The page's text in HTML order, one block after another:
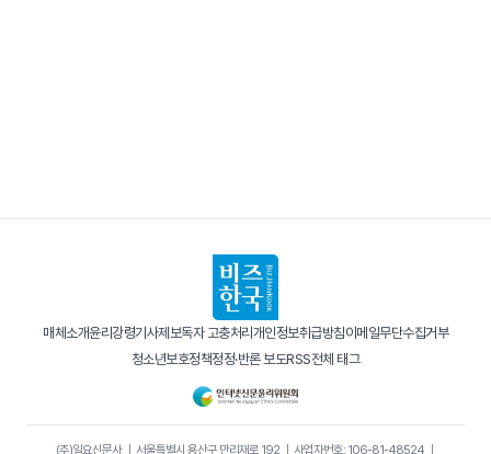
매체소개윤리강령기사제보독자 고충처리개인정보취급방침이메일무단수집거부
청소년보호정책정정·반론 보도RSS전체 태그
(주)일요신문사｜ 서울특별시 용산구 만리재로 192｜ 사업자번호: 106-81-48524｜